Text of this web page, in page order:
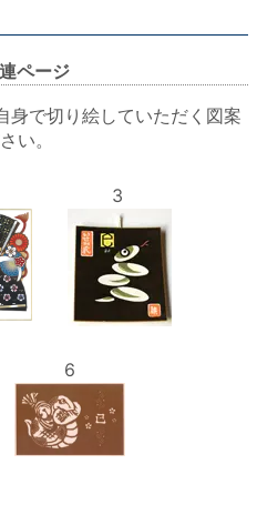
ページ
身で切り絵していただく図案
い。
3
6